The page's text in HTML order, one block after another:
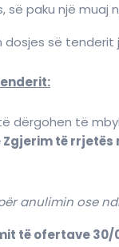
së paku një muaj
së tenderit
dërgohen të
të rrjetës
anulimin ose
ofertave 30/